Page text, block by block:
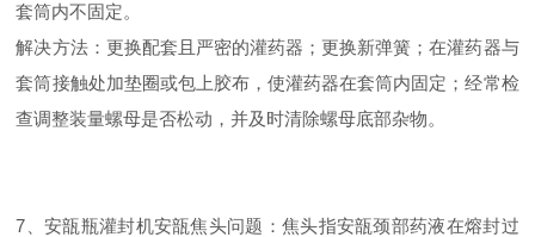
套筒内不固定。
解决方法：更换配套且严密的灌药器；更换新弹簧；在灌药器与
套筒接触处加垫圈或包上胶布，使灌药器在套筒内固定；经常检
查调整装量螺母是否松动，并及时清除螺母底部杂物。
7、安瓿瓶灌封机安瓿焦头问题：焦头指安瓿颈部药液在熔封过